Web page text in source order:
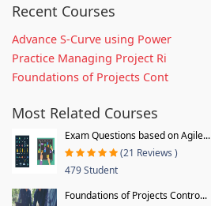
Recent Courses
Advance S-Curve using Power
Practice Managing Project Ri
Foundations of Projects Cont
Most Related Courses
Exam Questions based on Agile...
(21 Reviews )
479 Student
Foundations of Projects Contro...